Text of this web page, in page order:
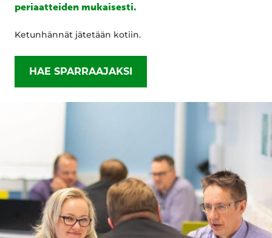
periaatteiden mukaisesti.
Ketunhännät jätetään kotiin.
HAE SPARRAAJAKSI